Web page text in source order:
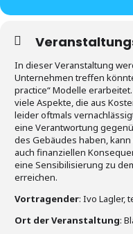
In dieser Veranstaltung
Unternehmen treffen
practice“ Modelle
viele Aspekte, die aus
leider oftmals
eine Verantwortung
des Gebäudes haben,
auch finanziellen
eine Sensibilisierung zu
erreichen.
Vortragender: Ivo Lagler,
Ort der Veranstaltung: